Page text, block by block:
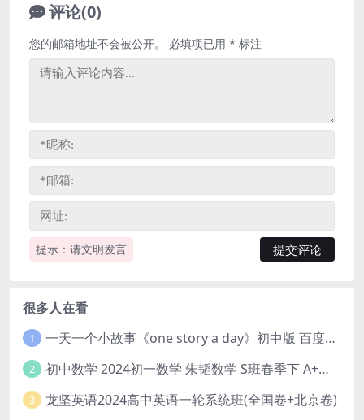
评论(0)
提示：请文明发言
您的邮箱地址不会被公开。 必填项已用 * 标注
很多人在看
1 一天一个小故事《one story a day》初中版 百度网盘分享下载
2 初中数学 2024初一数学 朱韬数学 S班春季下 A+班春季下 百度云网盘
3 龙坚英语2024高中英语一轮系统班(全国卷+北京卷)